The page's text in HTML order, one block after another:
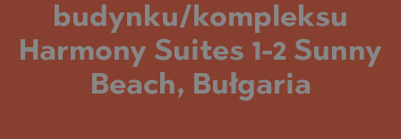
budynku/kompleksu
Harmony Suites 1-2 Sunny
Beach, Bułgaria